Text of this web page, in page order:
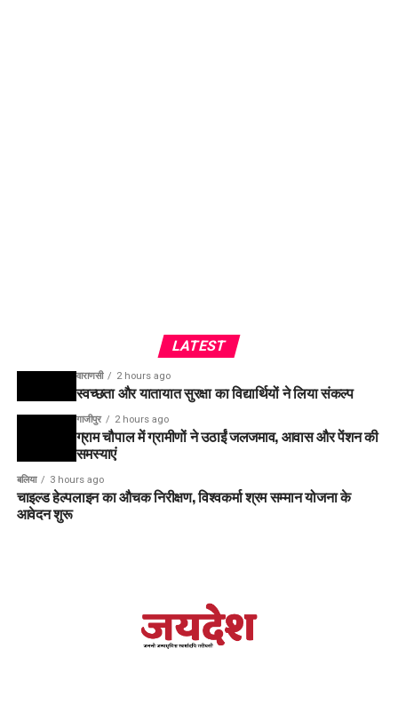
LATEST
वाराणसी 2 hours ago
स्वच्छता और यातायात सुरक्षा का विद्यार्थियों ने लिया संकल्प
गाजीपुर 2 hours ago
ग्राम चौपाल में ग्रामीणों ने उठाईं जलजमाव, आवास और पेंशन की
समस्याएं
बलिया 3 hours ago
चाइल्ड हेल्पलाइन का औचक निरीक्षण, विश्वकर्मा श्रम सम्मान योजना के
आवेदन शुरू